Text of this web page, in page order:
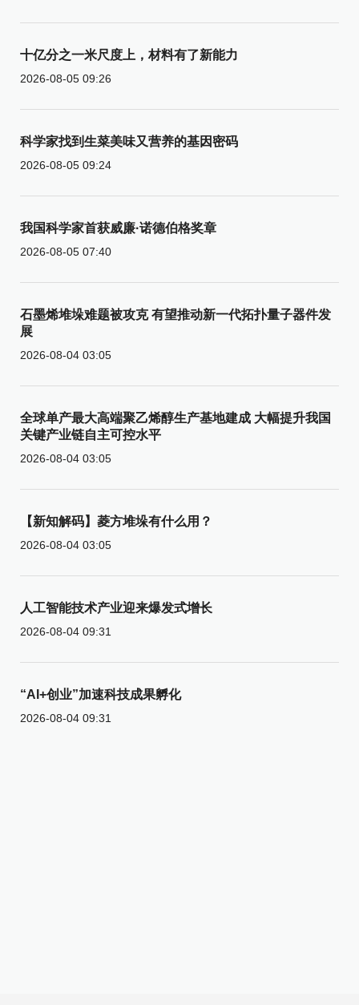
十亿分之一米尺度上，材料有了新能力
2026-08-05 09:26
科学家找到生菜美味又营养的基因密码
2026-08-05 09:24
我国科学家首获威廉·诺德伯格奖章
2026-08-05 07:40
石墨烯堆垛难题被攻克 有望推动新一代拓扑量子器件发
展
2026-08-04 03:05
全球单产最大高端聚乙烯醇生产基地建成 大幅提升我国
关键产业链自主可控水平
2026-08-04 03:05
【新知解码】菱方堆垛有什么用？
2026-08-04 03:05
人工智能技术产业迎来爆发式增长
2026-08-04 09:31
“AI+创业”加速科技成果孵化
2026-08-04 09:31